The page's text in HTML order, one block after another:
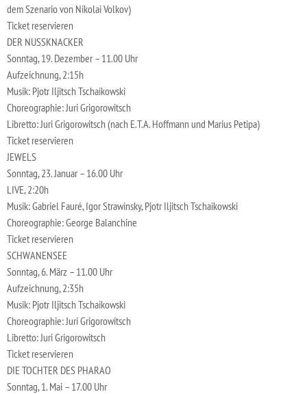
dem Szenario von Nikolai Volkov)
Ticket reservieren
DER NUSSKNACKER
Sonntag, 19. Dezember – 11.00 Uhr
Aufzeichnung, 2:15h
Musik: Pjotr Iljitsch Tschaikowski
Choreographie: Juri Grigorowitsch
Libretto: Juri Grigorowitsch (nach E.T.A. Hoffmann und Marius Petipa)
Ticket reservieren
JEWELS
Sonntag, 23. Januar – 16.00 Uhr
LIVE, 2:20h
Musik: Gabriel Fauré, Igor Strawinsky, Pjotr Iljitsch Tschaikowski
Choreographie: George Balanchine
Ticket reservieren
SCHWANENSEE
Sonntag, 6. März – 11.00 Uhr
Aufzeichnung, 2:35h
Musik: Pjotr Iljitsch Tschaikowski
Choreographie: Juri Grigorowitsch
Libretto: Juri Grigorowitsch
Ticket reservieren
DIE TOCHTER DES PHARAO
Sonntag, 1. Mai – 17.00 Uhr